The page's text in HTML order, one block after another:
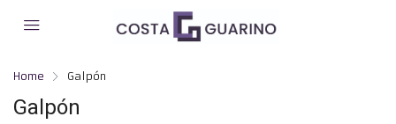
Home Galpón
Galpón